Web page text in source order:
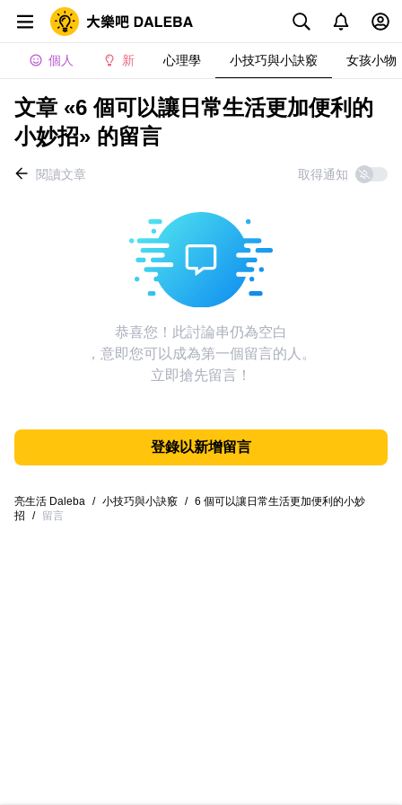
個人 新 心理學 小技巧與小訣竅 女孩小物
文章 «6 個可以讓日常生活更加便利的
小妙招» 的留言
閱讀文章 取得通知
恭喜您！此討論串仍為空白
，意即您可以成為第一個留言的人。
立即搶先留言！
登錄以新增留言
亮生活 Daleba / 小技巧與小訣竅 / 6 個可以讓日常生活更加便利的小妙
招
/ 留言